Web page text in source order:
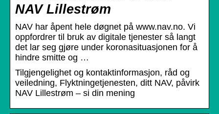
NAV Lillestrøm
NAV har åpent hele døgnet på www.nav.no. Vi
oppfordrer til bruk av digitale tjenester så langt
det lar seg gjøre under koronasituasjonen for å
hindre smitte og …
Tilgjengelighet og kontaktinformasjon, råd og
veiledning, Flyktningetjenesten, ditt NAV, påvirk
NAV Lillestrøm – si din mening